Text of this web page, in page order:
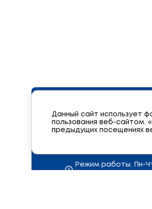
211390, Витебская
+375 216 42-00-67,
Режим работы: Пн-
Данный сайт использует
пользования веб-
предыдущих посещениях